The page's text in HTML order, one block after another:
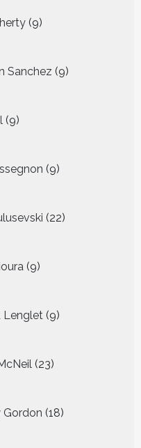
9
producten
Sanchez 9
producten
9
producten
9
producten
22
producten
9
producten
Lenglet 9
producten
23
producten
18
producten